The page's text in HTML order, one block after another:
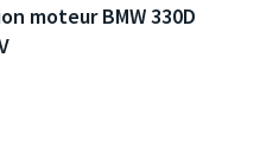
moteur BMW 330D